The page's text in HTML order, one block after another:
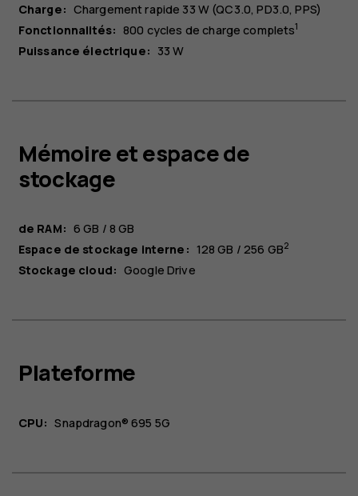
Charge: Chargement rapide 33 W (QC3.0, PD3.0, PPS)
Fonctionnalités: 800 cycles de charge complets1
Puissance électrique: 33 W
Mémoire et espace de
stockage
de RAM: 6 GB / 8 GB
Espace de stockage interne: 128 GB / 256 GB2
Stockage cloud: Google Drive
Plateforme
CPU: Snapdragon® 695 5G